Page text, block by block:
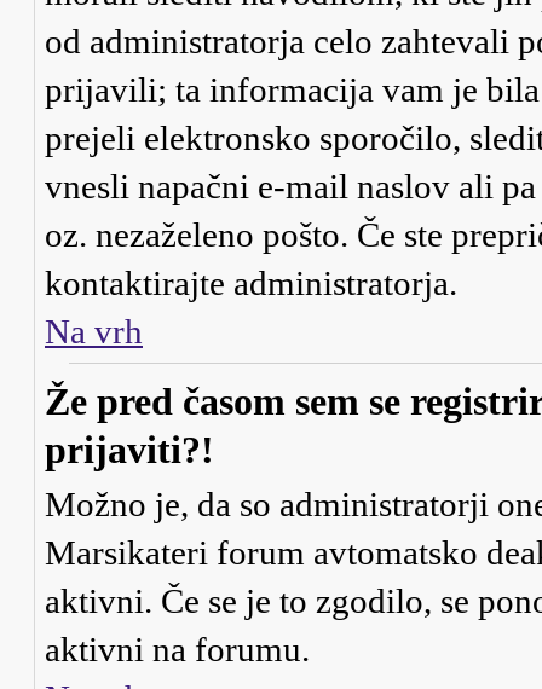
od administratorja celo zahtevali
prijavili; ta informacija vam je
prejeli elektronsko sporočilo,
vnesli napačni e-mail naslov ali
oz. nezaželeno pošto. Če ste
kontaktirajte administratorja.
Na vrh
Že pred časom sem se
prijaviti?!
Možno je, da so administratorji
Marsikateri forum avtomatsko
aktivni. Če se je to zgodilo, se
aktivni na forumu.